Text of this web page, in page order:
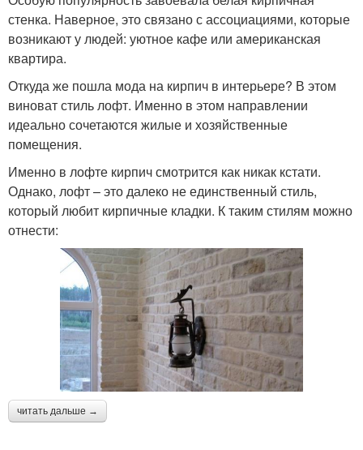
стенка. Наверное, это связано с ассоциациями, которые
возникают у людей: уютное кафе или американская
квартира.
Откуда же пошла мода на кирпич в интерьере? В этом
виноват стиль лофт. Именно в этом направлении
идеально сочетаются жилые и хозяйственные
помещения.
Именно в лофте кирпич смотрится как никак кстати.
Однако, лофт – это далеко не единственный стиль,
который любит кирпичные кладки. К таким стилям можно
отнести:
читать дальше →